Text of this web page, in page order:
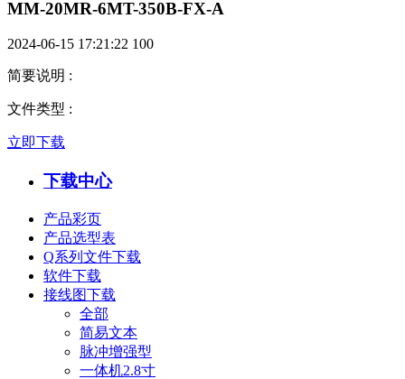
MM-20MR-6MT-350B-FX-A
2024-06-15 17:21:22 100
简要说明 :
文件类型 :
立即下载
下载中心
产品彩页
产品选型表
Q系列文件下载
软件下载
接线图下载
全部
简易文本
脉冲增强型
一体机2.8寸